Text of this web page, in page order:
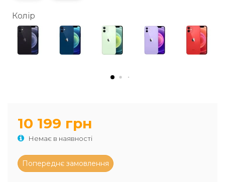
Колір
10 199 грн
Немає в наявності